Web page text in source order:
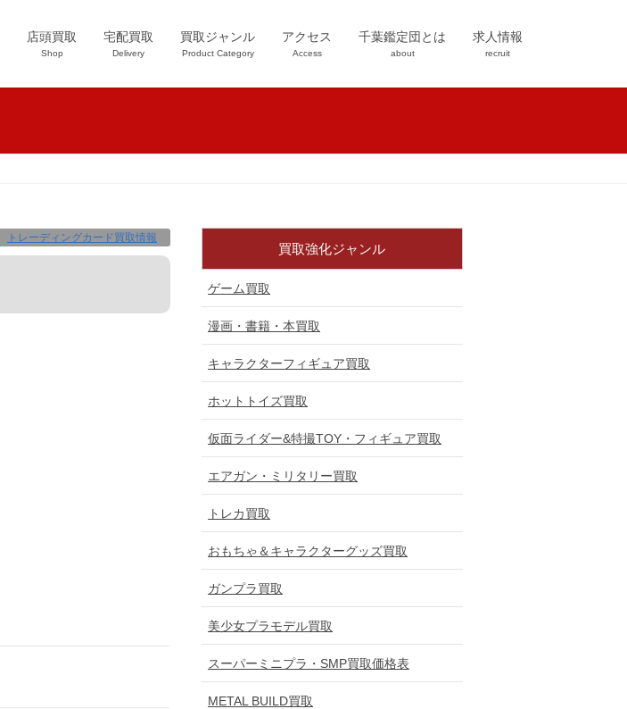
店頭買取
Shop
宅配買取
Delivery
買取ジャンル
Product Category
アクセス
Access
千葉鑑定団とは
about
求人情報
recruit
トレーディングカード買取情報
買取強化ジャンル
ゲーム買取
漫画・書籍・本買取
キャラクターフィギュア買取
ホットトイズ買取
仮面ライダー&特撮TOY・フィギュア買取
エアガン・ミリタリー買取
トレカ買取
おもちゃ＆キャラクターグッズ買取
ガンプラ買取
美少女プラモデル買取
スーパーミニプラ・SMP買取価格表
METAL BUILD買取